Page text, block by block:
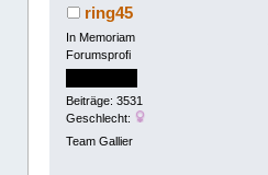
ring45
In Memoriam
Forumsprofi
Beiträge: 3531
Geschlecht:
Team Gallier